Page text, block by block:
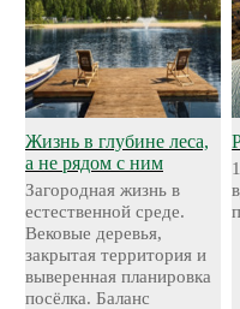
Жизнь в глубине леса,
а не рядом с ним
Загородная жизнь в
естественной среде.
Вековые деревья,
закрытая территория и
выверенная планировка
посёлка. Баланс